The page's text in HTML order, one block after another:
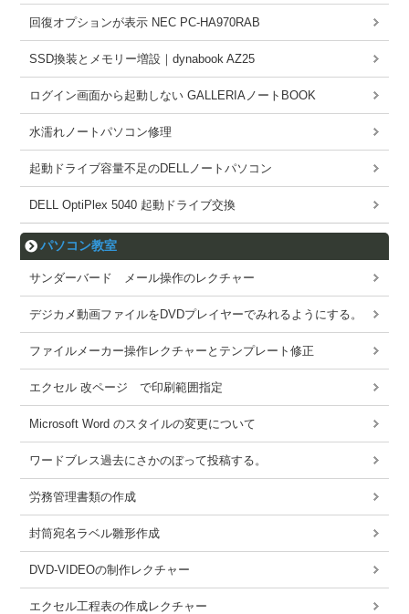
回復オプションが表示 NEC PC-HA970RAB
SSD換装とメモリー増設｜dynabook AZ25
ログイン画面から起動しない GALLERIAノートBOOK
水濡れノートパソコン修理
起動ドライブ容量不足のDELLノートパソコン
DELL OptiPlex 5040 起動ドライブ交換
パソコン教室
サンダーバード メール操作のレクチャー
デジカメ動画ファイルをDVDプレイヤーでみれるようにする。
ファイルメーカー操作レクチャーとテンプレート修正
エクセル 改ページ で印刷範囲指定
Microsoft Word のスタイルの変更について
ワードブレス過去にさかのぼって投稿する。
労務管理書類の作成
封筒宛名ラベル雛形作成
DVD-VIDEOの制作レクチャー
エクセル工程表の作成レクチャー